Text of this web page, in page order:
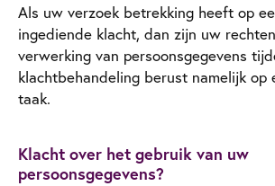
Als uw verzoek betrekking heeft op
ingediende klacht, dan zijn uw
verwerking van persoonsgegevens
klachtbehandeling berust namelijk op
taak.
Klacht over het gebruik van uw
persoonsgegevens?